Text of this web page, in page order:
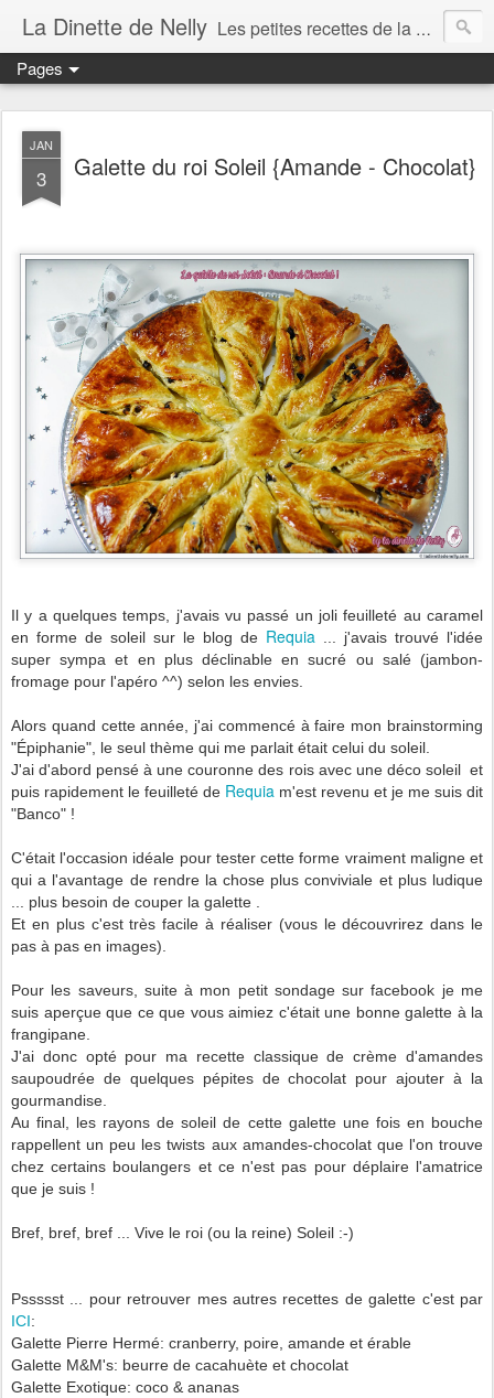
La Dinette de Nelly Les petites recettes de la dinette de Nelly. Des recettes simples, généreuses et gourmandes pour tous les jours c'est tout ça la dinette !
Pages
JAN
3 Galette du roi Soleil {Amande - Chocolat}
Il y a quelques temps, j'avais vu passé un joli feuilleté au caramel
en forme de soleil sur le blog de Requia ... j'avais trouvé l'idée
super sympa et en plus déclinable en sucré ou salé (jambon-
fromage pour l'apéro ^^) selon les envies.
Alors quand cette année, j'ai commencé à faire mon brainstorming
"Épiphanie", le seul thème qui me parlait était celui du soleil.
J'ai d'abord pensé à une couronne des rois avec une déco soleil et
puis rapidement le feuilleté de Requia m'est revenu et je me suis dit
"Banco" !
C'était l'occasion idéale pour tester cette forme vraiment maligne et
qui a l'avantage de rendre la chose plus conviviale et plus ludique
... plus besoin de couper la galette .
Et en plus c'est très facile à réaliser (vous le découvrirez dans le
pas à pas en images).
Pour les saveurs, suite à mon petit sondage sur facebook je me
suis aperçue que ce que vous aimiez c'était une bonne galette à la
frangipane.
J'ai donc opté pour ma recette classique de crème d'amandes
saupoudrée de quelques pépites de chocolat pour ajouter à la
gourmandise.
Au final, les rayons de soleil de cette galette une fois en bouche
rappellent un peu les twists aux amandes-chocolat que l'on trouve
chez certains boulangers et ce n'est pas pour déplaire l'amatrice
que je suis !
Bref, bref, bref ... Vive le roi (ou la reine) Soleil :-)
Pssssst ... pour retrouver mes autres recettes de galette c'est par
ICI:
Galette Pierre Hermé: cranberry, poire, amande et érable
Galette M&M's: beurre de cacahuète et chocolat
Galette Exotique: coco & ananas